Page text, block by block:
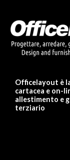
Officelayout è
cartacea e on-
allestimento e
terziario